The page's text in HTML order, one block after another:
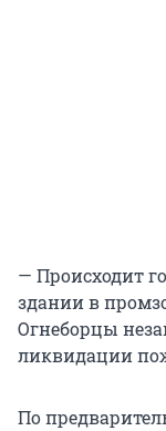
— Происходит
здании в
Огнеборцы
ликвидации
По